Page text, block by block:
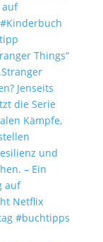
Things“